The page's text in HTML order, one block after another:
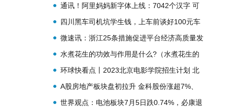
通讯！阿里妈妈新字体上线：7042个汉字 可
变四款参数
四川黑车司机坑学生钱，上车前谈好100元车
费，开空调又要加30元
微速讯：浙江25条措施促进平台经济高质量发
展 支持和引导符合条件的平台企业在境内外上
市
水煮花生的功效与作用是什么?（水煮花生的
功效与作用）
环球快看点丨2023北京电影学院招生计划 北
京电影学院招生简章
A股房地产板块盘初拉升 金科股份涨超7%、
财信发展涨超5%
世界观点：电池板块7月5日跌0.74%，必康退